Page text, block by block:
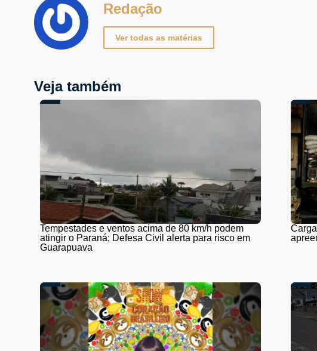
Redação
Ver todas as matérias
Veja também
Tempestades e ventos acima de 80 km/h podem
atingir o Paraná; Defesa Civil alerta para risco em
Guarapuava